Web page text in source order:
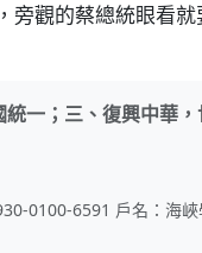
旁觀的蔡總統眼看
一；三、復興中華，
0100-6591 戶名：海峽